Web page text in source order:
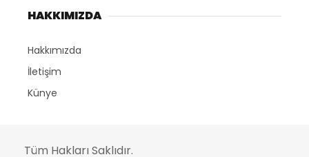
HAKKIMIZDA
Hakkımızda
İletişim
Künye
Tüm Hakları Saklıdır.